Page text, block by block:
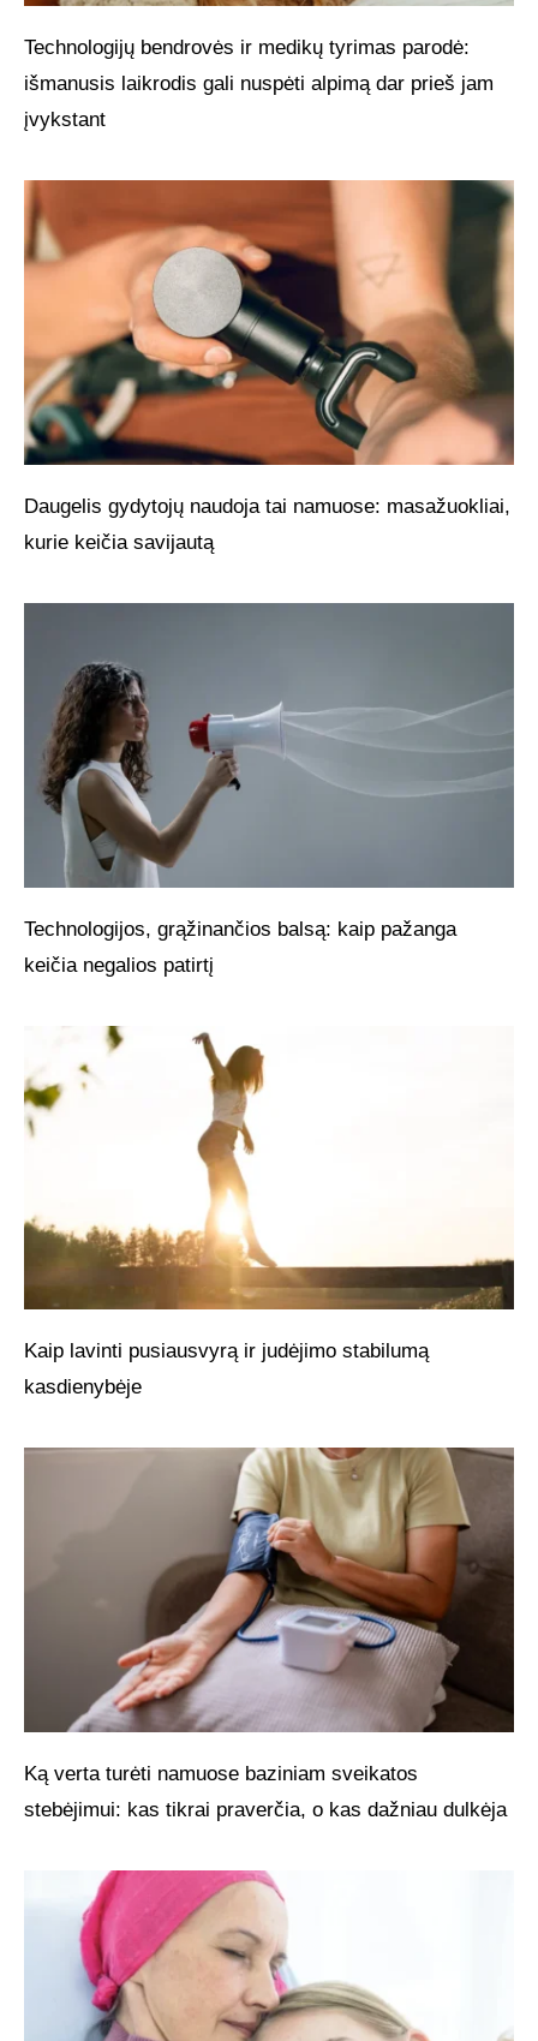
Technologijų bendrovės ir medikų tyrimas parodė:
išmanusis laikrodis gali nuspėti alpimą dar prieš jam
įvykstant
Daugelis gydytojų naudoja tai namuose: masažuokliai,
kurie keičia savijautą
Technologijos, grąžinančios balsą: kaip pažanga
keičia negalios patirtį
Kaip lavinti pusiausvyrą ir judėjimo stabilumą
kasdienybėje
Ką verta turėti namuose baziniam sveikatos
stebėjimui: kas tikrai praverčia, o kas dažniau dulkėja